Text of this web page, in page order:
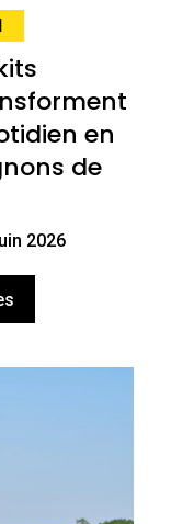
en
de
2026